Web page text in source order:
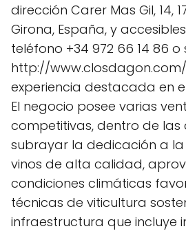
dirección Carer Mas Gil, 14,
Girona, España, y
teléfono +34 972 66 14 86 o
http://
experiencia destacada en
El negocio posee varias
competitivas, dentro de las
subrayar la dedicación a
vinos de alta calidad,
condiciones climáticas
técnicas de viticultura
infraestructura que incluye